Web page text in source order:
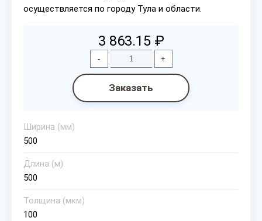
осуществляется по городу Тула и области.
3 863.15 ₽
- +
Заказать
Ширина (мм)
500
Длина (м)
500
Толщина (мкм)
100